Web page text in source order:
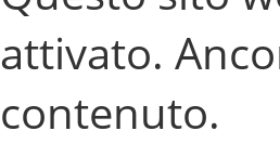
attivato.
contenuto.